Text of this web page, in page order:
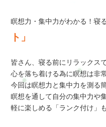
瞑想力・集中力がわかる！寝
ト」
皆さん、寝る前にリラックス
心を落ち着ける為に瞑想は非
今回は瞑想力と集中力を測る
瞑想を通して自分の集中力や
軽に楽しめる「ランク付け」